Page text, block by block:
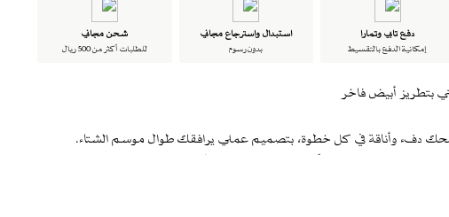
دفع تابي وتمارا
إمكانية الدفع بالتقسيط
استبدال واسترجاع مجاني
بدون رسوم
شحن مجاني
للطلبات أكثر من 500 ريال
بتطريز أبيض فاخر
دفء وأناقة في كل خطوة، بتصميم عملي يرافقك طوال موسم الشتاء.
التي تمنحك إحساساً بالدفء والراحة خلال أيام الشتاء الباردة. تتميّز العباية
والظهر والأكمام، ليضفي عليها لمسة كلاسيكية راقية تزيد من فخامتها.